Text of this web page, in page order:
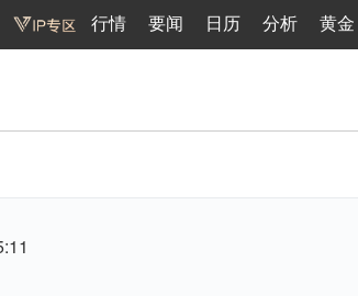
行情 要闻 日历 分析 黄金